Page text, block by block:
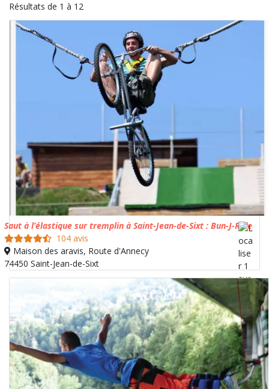
Résultats de 1 à 12
Saut à l’élastique sur tremplin à Saint-Jean-de-Sixt : Bun-J-Ride
104 avis
Maison des aravis, Route d'Annecy
74450 Saint-Jean-de-Sixt